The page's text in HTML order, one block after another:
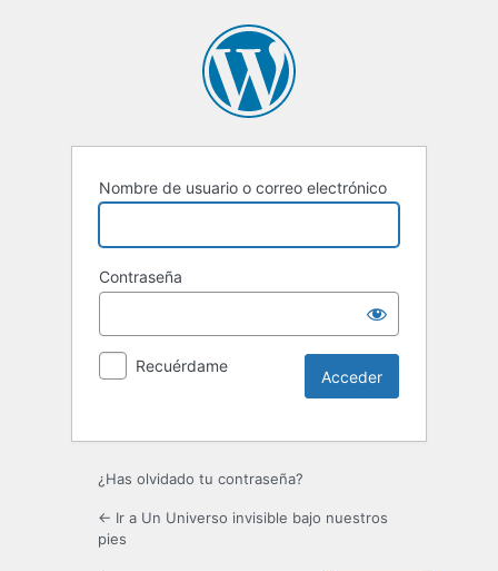
Nombre de usuario o correo electrónico
Contraseña
Recuérdame
¿Has olvidado tu contraseña?
← Ir a Un Universo invisible bajo nuestros
pies